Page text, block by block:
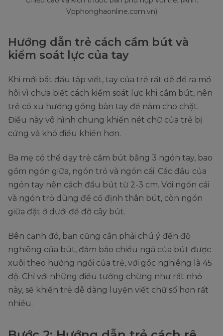
Vpphonghaonline.com.vn)
Hướng dẫn trẻ cách cầm bút và
kiểm soát lực của tay
Khi mới bắt đầu tập viết, tay của trẻ rất dễ để ra mồ
hôi vì chưa biết cách kiểm soát lực khi cầm bút, nên
trẻ có xu hướng gồng bàn tay để nắm cho chặt.
Điều này vô hình chung khiến nét chữ của trẻ bị
cứng và khó điều khiển hơn.
Ba mẹ có thể dạy trẻ cầm bút bằng 3 ngón tay, bao
gồm ngón giữa, ngón trỏ và ngón cái. Các đầu của
ngón tay nên cách đầu bút từ 2-3 cm. Với ngón cái
và ngón trỏ dùng để cố định thân bút, còn ngón
giữa đặt ở dưới để đỡ cây bút.
Bên cạnh đó, bạn cũng cần phải chú ý đến độ
nghiêng của bút, đảm bảo chiều ngã của bút được
xuôi theo hướng ngồi của trẻ, với góc nghiêng là 45
độ. Chỉ với những điều tưởng chừng như rất nhỏ
này, sẽ khiến trẻ dễ dàng luyện viết chữ số hơn rất
nhiều.